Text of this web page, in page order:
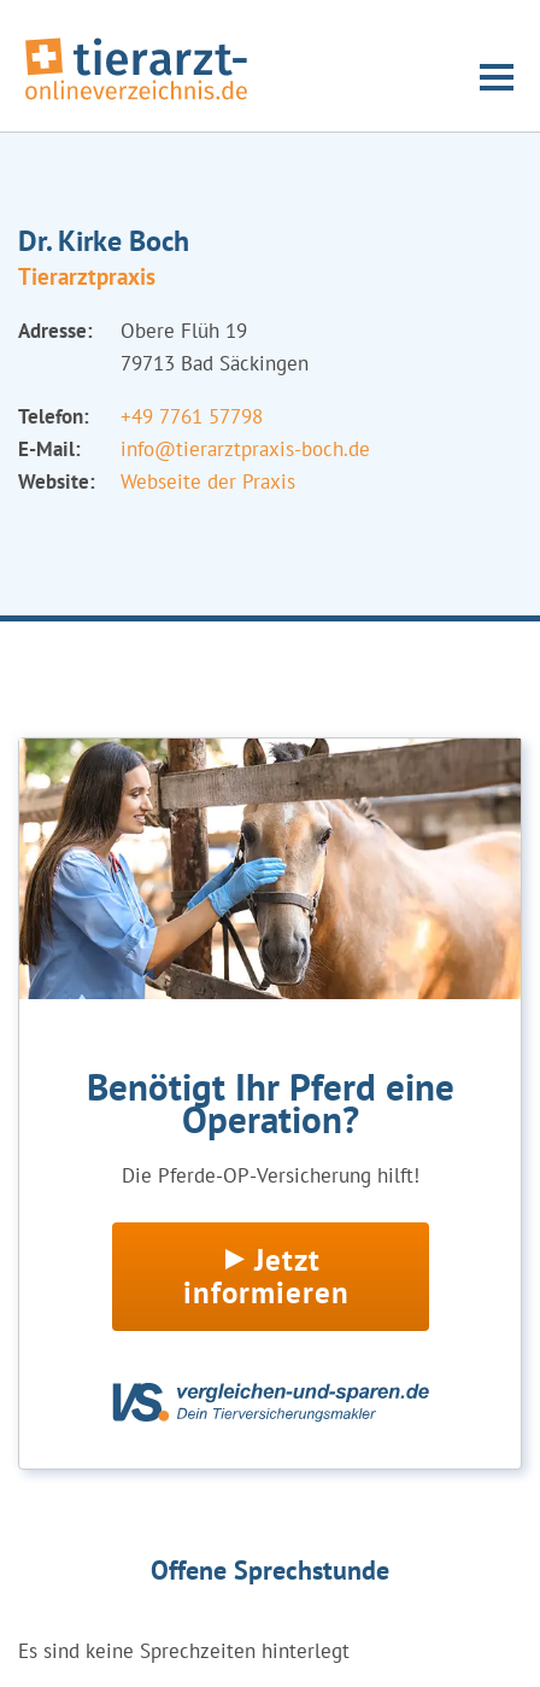
Dr. Kirke Boch
Tierarztpraxis
Adresse:
Obere Flüh 19
79713 Bad Säckingen
Telefon:
+49 7761 57798
E-Mail:
info@tierarztpraxis-boch.de
Website:
Webseite der Praxis
Benötigt Ihr Pferd eine
Operation?
Die Pferde-OP-Versicherung hilft!
Jetzt
informieren
Offene Sprechstunde
Es sind keine Sprechzeiten hinterlegt